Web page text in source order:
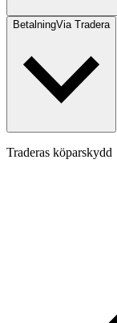
BetalningVia Tradera
Traderas köparskydd